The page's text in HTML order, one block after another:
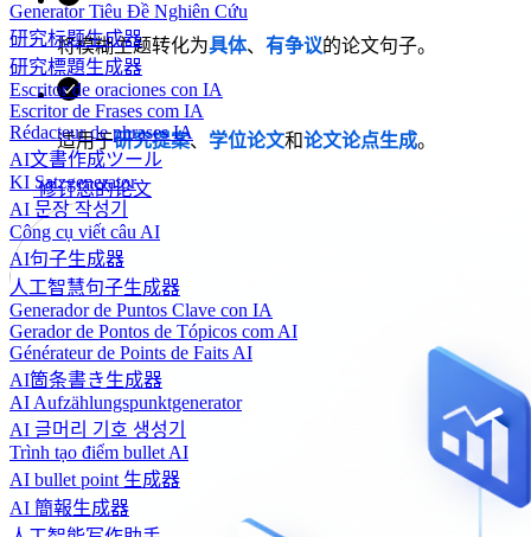
Generator Tiêu Đề Nghiên Cứu
研究标题生成器
研究標題生成器
Escritor de oraciones con IA
Escritor de Frases com IA
Rédacteur de phrases IA
AI文書作成ツール
KI Satzgenerator
AI 문장 작성기
Công cụ viết câu AI
AI句子生成器
人工智慧句子生成器
Generador de Puntos Clave con IA
Gerador de Pontos de Tópicos com AI
Générateur de Points de Faits AI
AI箇条書き生成器
AI Aufzählungspunktgenerator
AI 글머리 기호 생성기
Trình tạo điểm bullet AI
AI bullet point 生成器
AI 簡報生成器
将模糊主题转化为具体、 有争议的论文句子。
适用于研究提案、 学位论文和论文论点生成。
修订您的论文